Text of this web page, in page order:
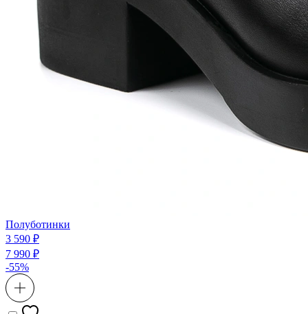
Полуботинки
3 590 ₽
7 990 ₽
-55%